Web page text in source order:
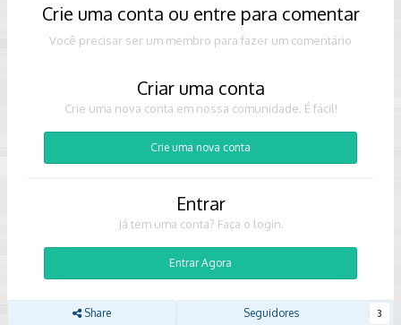
Crie uma conta ou entre para comentar
Você precisar ser um membro para fazer um comentário
Criar uma conta
Crie uma nova conta em nossa comunidade. É fácil!
Crie uma nova conta
Entrar
Já tem uma conta? Faça o login.
Entrar Agora
Share Seguidores 3